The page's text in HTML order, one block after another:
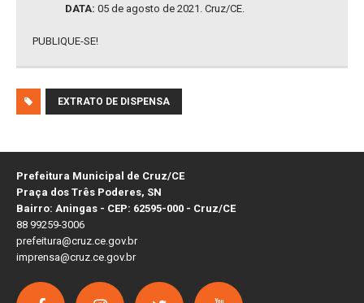
DATA: 05 de agosto de 2021. Cruz/CE.
PUBLIQUE-SE!
EXTRATO DE DISPENSA
Prefeitura Municipal de Cruz/CE
Praça dos Três Poderes, SN
Bairro: Aningas - CEP: 62595-000 - Cruz/CE
88 99259-3006
prefeitura@cruz.ce.gov.br
imprensa@cruz.ce.gov.br